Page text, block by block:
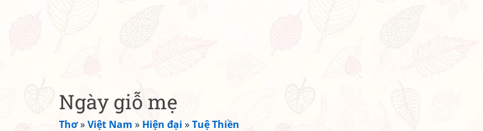
Ngày giỗ mẹ
Thơ»Việt Nam » Hiện đại »Tuệ Thiền